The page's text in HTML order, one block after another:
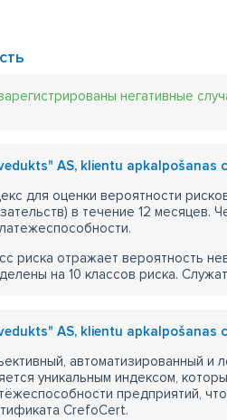
негативные
AS, klientu apkalpošanas
для оценки вероятности
в течение 12
риска отражает вероятность
на 10 классов риска.
AS, klientu apkalpošanas
автоматизированный и
уникальным индексом,
предприятий,
CrefoCert.